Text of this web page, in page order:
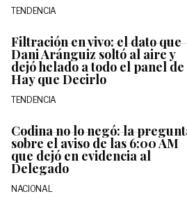
TENDENCIA
Filtración en vivo: el dato que
Dani Aránguiz soltó al aire y
dejó helado a todo el panel de
Hay que Decirlo
TENDENCIA
Codina no lo negó: la
sobre el aviso de las 6:00 AM
que dejó en evidencia al
Delegado
NACIONAL